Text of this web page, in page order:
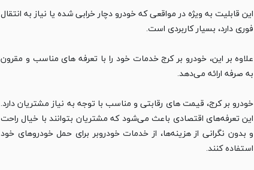
این قابلیت به ویژه در مواقعی که خودرو دچار خرابی شده یا نیاز به انتقال
فوری دارد، بسیار کاربردی است.
علاوه بر این، خودرو بر کرج خدمات خود را با تعرفه‌ های مناسب و مقرون
به صرفه ارائه می‌دهد.
خودرو بر کرج، قیمت‌ های رقابتی و مناسب با توجه به نیاز مشتریان دارد.
این تعرفه‌های اقتصادی باعث می‌شود که مشتریان بتوانند با خیال راحت
و بدون نگرانی از هزینه‌ها، از خدمات خودروبر برای حمل خودروهای خود
استفاده کنند.